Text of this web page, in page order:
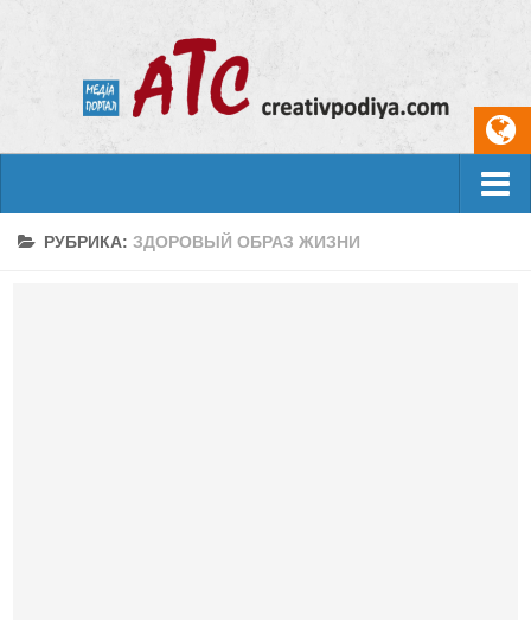
События
РУБРИКА: ЗДОРОВЫЙ ОБРАЗ ЖИЗНИ